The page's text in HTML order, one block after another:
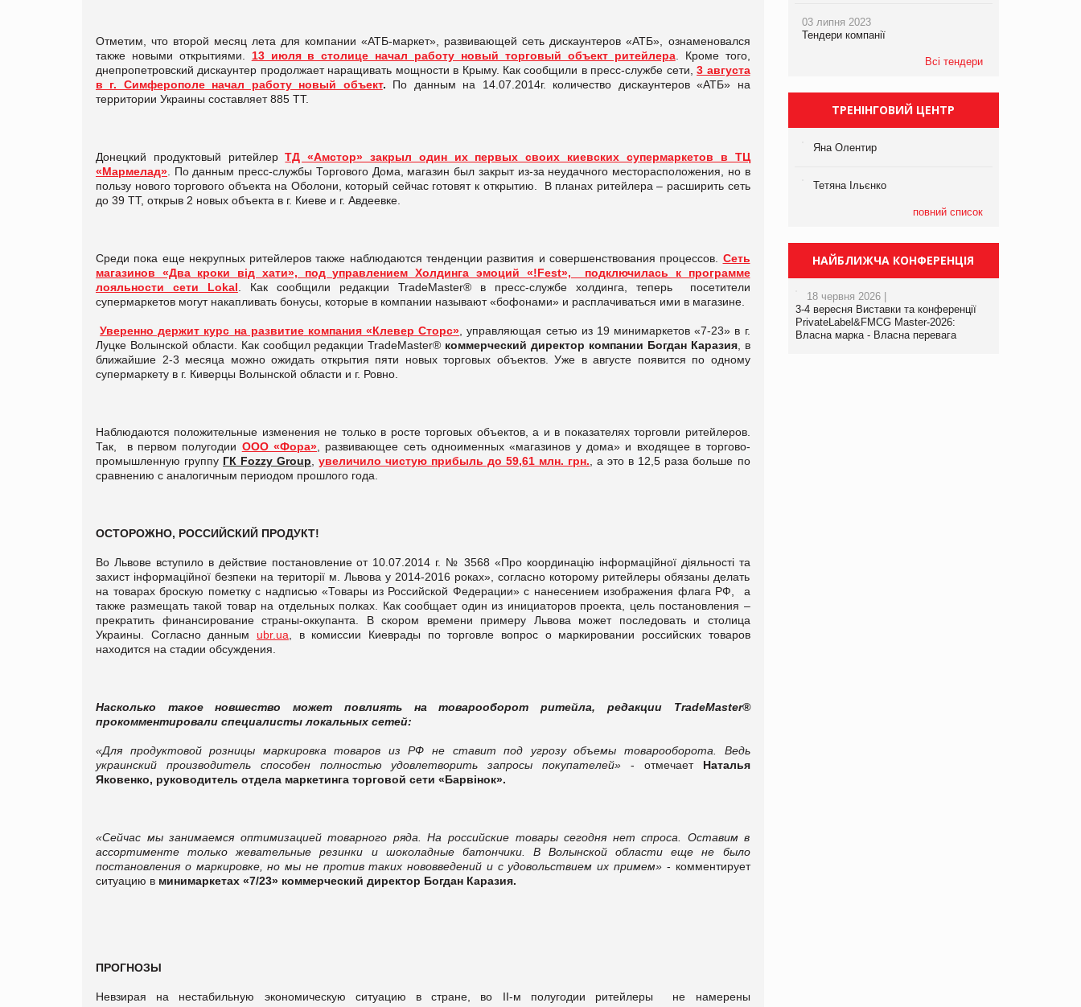
Отметим, что второй месяц лета для компании «АТБ-маркет», развивающей сеть дискаунтеров «АТБ», ознаменовался
также новыми открытиями. 13 июля в столице начал работу новый торговый объект ритейлера. Кроме того,
днепропетровский дискаунтер продолжает наращивать мощности в Крыму. Как сообщили в пресс-службе сети,3 августа
в г. Симферополе начал работу новый объект. По данным на 14.07.2014г. количество дискаунтеров «АТБ» на
территории Украины составляет 885 ТТ.
Донецкий продуктовый ритейлерТД «Амстор» закрыл один их первых своих киевских супермаркетов в ТЦ
«Мармелад» . По данным пресс-службы Торгового Дома, магазин был закрыт из-за неудачного месторасположения, но в
пользу нового торгового объекта на Оболони, который сейчас готовят к открытию. В планах ритейлера – расширить сеть
до 39 ТТ, открыв 2 новых объекта в г. Киеве и г. Авдеевке.
Среди пока еще некрупных ритейлеров также наблюдаются тенденции развития и совершенствования процессов. Сеть
магазинов «Два кроки від хати», под управлением Холдинга эмоций «!Fest», подключилась к программе
лояльности сети Lokal . Как сообщили редакции TradeMaster® в пресс-службе холдинга, теперь посетители
супермаркетов могут накапливать бонусы, которые в компании называют «бофонами» и расплачиваться ими в магазине.
Уверенно держит курс на развитие компания «Клевер Сторс» , управляющая сетью из 19 минимаркетов «7-23» в г.
Луцке Волынской области. Как сообщил редакции TradeMaster® коммерческий директор компании Богдан Каразия, в
ближайшие 2-3 месяца можно ожидать открытия пяти новых торговых объектов. Уже в августе появится по одному
супермаркету в г. Киверцы Волынской области и г. Ровно.
Наблюдаются положительные изменения не только в росте торговых объектов, а и в показателях торговли ритейлеров.
Так, в первом полугодии ООО «Фора» , развивающее сеть одноименных «магазинов у дома» и входящее в торгово-
промышленную группу ГК Fozzy Group ,увеличило чистую прибыль до 59,61 млн. грн. , а это в 12,5 раза больше по
сравнению с аналогичным периодом прошлого года.
ОСТОРОЖНО, РОССИЙСКИЙ ПРОДУКТ!
Во Львове вступило в действие постановление от 10.07.2014 г. № 3568 «Про координацію інформаційної діяльності та
захист інформаційної безпеки на території м. Львова у 2014-2016 роках», согласно которому ритейлеры обязаны делать
на товарах броскую пометку с надписью «Товары из Российской Федерации» с нанесением изображения флага РФ, а
также размещать такой товар на отдельных полках. Как сообщает один из инициаторов проекта, цель постановления –
прекратить финансирование страны-оккупанта. В скором времени примеру Львова может последовать и столица
Украины. Согласно данным ubr.ua , в комиссии Киеврады по торговле вопрос о маркировании российских товаров
находится на стадии обсуждения.
Насколько такое новшество может повлиять на товарооборот ритейла, редакции TradeMaster®
прокомментировали специалисты локальных сетей:
«Для продуктовой розницы маркировка товаров из РФ не ставит под угрозу объемы товарооборота. Ведь
украинский производитель способен полностью удовлетворить запросы покупателей» - отмечает Наталья
Яковенко, руководитель отдела маркетинга торговой сети «Барвінок».
«Сейчас мы занимаемся оптимизацией товарного ряда. На российские товары сегодня нет спроса. Оставим в
ассортименте только жевательные резинки и шоколадные батончики. В Волынской области еще не было
постановления о маркировке, но мы не против таких нововведений и с удовольствием их примем»- комментирует
ситуацию в минимаркетах «7/23» коммерческий директор Богдан Каразия.
ПРОГНОЗЫ
Невзирая на нестабильную экономическую ситуацию в стране, во ІІ-м полугодии ритейлеры не намерены
03 липня 2023
Тендери компанії
Всі тендери
ТРЕНІНГОВИЙ ЦЕНТР
Яна Олентир
Тетяна Ільєнко
повний список
НАЙБЛИЖЧА КОНФЕРЕНЦІЯ
18 червня 2026 |
3-4 вересня Виставки та конференції
PrivateLabel&FMCG Master-2026:
Власна марка - Власна перевага